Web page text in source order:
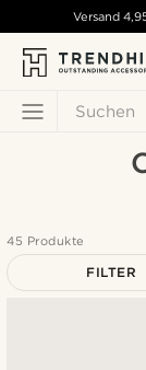
Suchen
Versand
45 Produkte
FILTER